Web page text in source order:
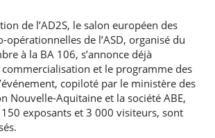
de l’AD2S, le salon européen des
opérationnelles de l’ASD, organisé du
à la BA 106, s’annonce déjà
et le programme des
copiloté par le ministère des
Nouvelle-Aquitaine et la société ABE,
exposants et 3 000 visiteurs, sont